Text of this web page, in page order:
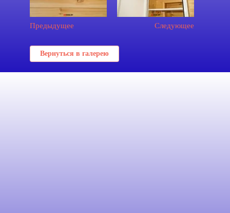
Предыдущее Следующее
Вернуться в галерею